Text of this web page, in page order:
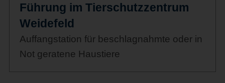
Führung im Tierschutzzentrum
Weidefeld
Auffangstation für beschlagnahmte oder in
Not geratene Haustiere